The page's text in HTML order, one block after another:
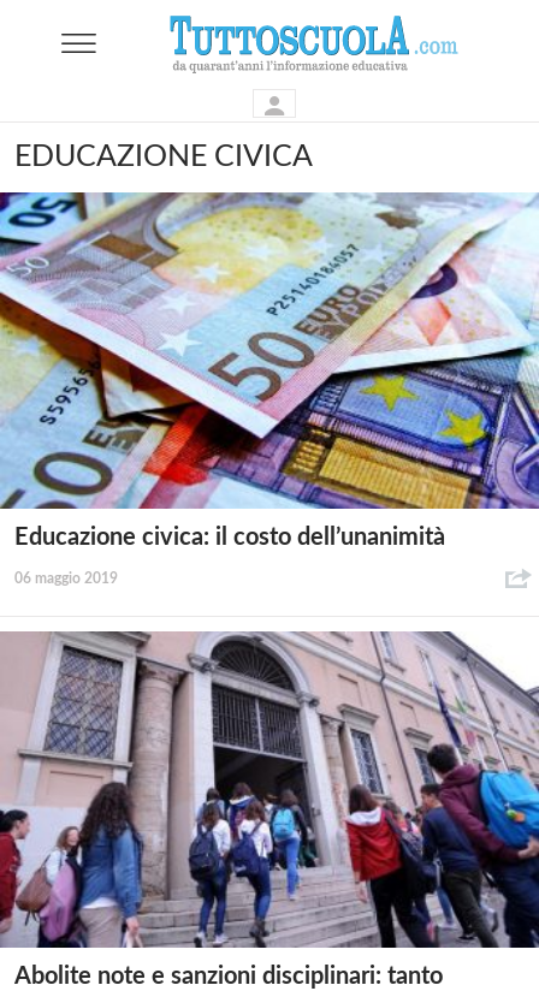
EDUCAZIONE CIVICA
Educazione civica: il costo dell’unanimità
06 maggio 2019
Abolite note e sanzioni disciplinari: tanto